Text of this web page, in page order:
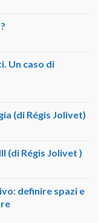
Un caso di
(di Régis Jolivet)
(di Régis Jolivet )
definire spazi e